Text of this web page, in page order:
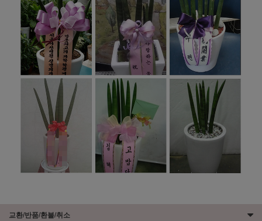
교환/반품/환불/취소